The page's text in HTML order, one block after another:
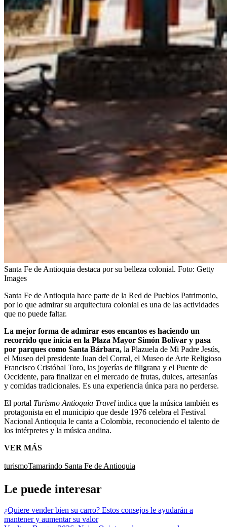
Santa Fe de Antioquia destaca por su belleza colonial. Foto: Getty
Images
Santa Fe de Antioquia hace parte de la Red de Pueblos Patrimonio,
por lo que admirar su arquitectura colonial es una de las actividades
que no puede faltar.
La mejor forma de admirar esos encantos es haciendo un
recorrido que inicia en la Plaza Mayor Simón Bolívar y pasa
por parques como Santa Bárbara, la Plazuela de Mi Padre Jesús,
el Museo del presidente Juan del Corral, el Museo de Arte Religioso
Francisco Cristóbal Toro, las joyerías de filigrana y el Puente de
Occidente, para finalizar en el mercado de frutas, dulces, artesanías
y comidas tradicionales. Es una experiencia única para no perderse.
El portal Turismo Antioquia Travel indica que la música también es
protagonista en el municipio que desde 1976 celebra el Festival
Nacional Antioquia le canta a Colombia, reconociendo el talento de
los intérpretes y la música andina.
VER MÁS
turismoTamarindo Santa Fe de Antioquia
Le puede interesar
¿Quiere vender bien su carro? Estos consejos le ayudarán a
mantener y aumentar su valor